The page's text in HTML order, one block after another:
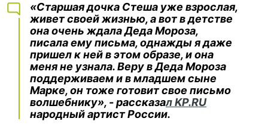
«Старшая дочка Стеша уже взрослая,
живет своей жизнью, а вот в детстве
она очень ждала Деда Мороза,
писала ему письма, однажды я даже
пришел к ней в этом образе, и она
меня не узнала. Веру в Деда Мороза
поддерживаем и в младшем сыне
Марке, он тоже готовит свое письмо
волшебнику», - рассказал KP.RU
народный артист России.